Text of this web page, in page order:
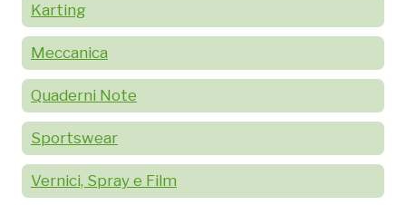
Karting
Meccanica
Quaderni Note
Sportswear
Vernici, Spray e Film